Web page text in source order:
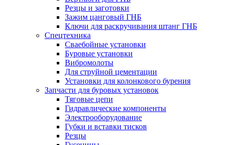
Резцы и заготовки
Зажим цанговый ГНБ
Ключи для раскручивания штанг ГНБ
Спецтехника
Сваебойные установки
Буровые установки
Вибромолоты
Для струйной цементации
Установки для колонкового бурения
Запчасти для буровых установок
Тяговые цепи
Гидравлические компоненты
Электрооборудование
Губки и вставки тисков
Резцы